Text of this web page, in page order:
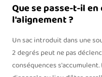
Que se passe-t-il en
l'alignement ?
Un sac introduit dans une
2 degrés peut ne pas
conséquences